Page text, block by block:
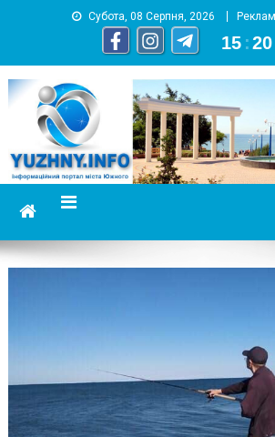
Субота, 08 Серпня, 2026
15 :20
информационный портал города